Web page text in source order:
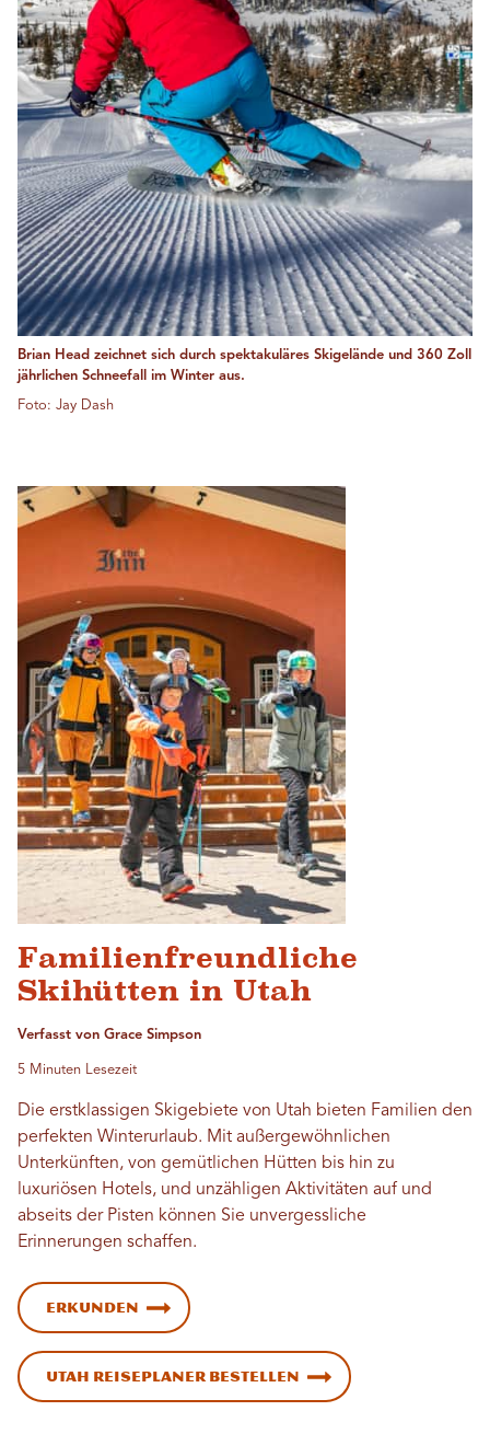
Brian Head zeichnet sich durch spektakuläres Skigelände und 360 Zoll
jährlichen Schneefall im Winter aus.
Foto: Jay Dash
Familienfreundliche
Skihütten in Utah
Verfasst von Grace Simpson
5 Minuten Lesezeit
Die erstklassigen Skigebiete von Utah bieten Familien den
perfekten Winterurlaub. Mit außergewöhnlichen
Unterkünften, von gemütlichen Hütten bis hin zu
luxuriösen Hotels, und unzähligen Aktivitäten auf und
abseits der Pisten können Sie unvergessliche
Erinnerungen schaffen.
Erkunden
Utah Reiseplaner bestellen